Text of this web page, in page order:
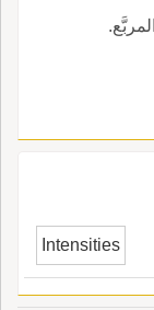
Intensities